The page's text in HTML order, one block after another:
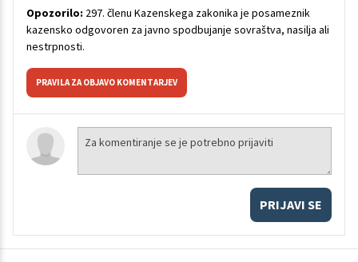
Opozorilo: 297. členu Kazenskega zakonika je posameznik
kazensko odgovoren za javno spodbujanje sovraštva, nasilja ali
nestrpnosti.
PRAVILA ZA OBJAVO KOMENTARJEV
PRIJAVI SE